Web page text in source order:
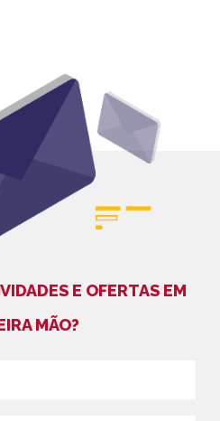
E OFERTAS EM
MÃO?